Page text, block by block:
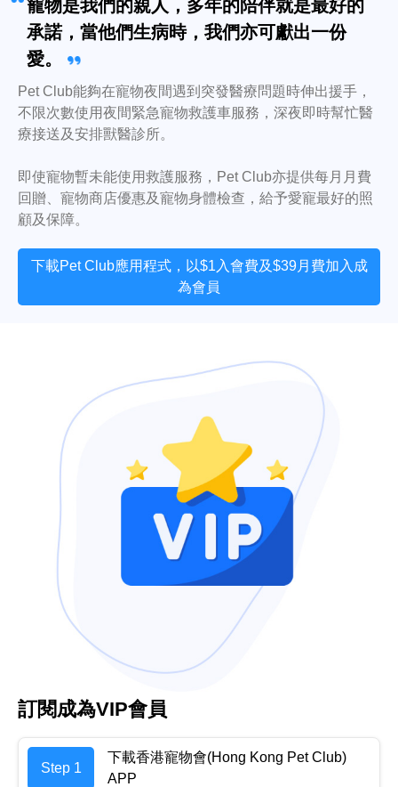
寵物是我們的親人，多年的陪伴就是最好的
承諾，當他們生病時，我們亦可獻出一份
愛。
Pet Club能夠在寵物夜間遇到突發醫療問題時伸出援手，
不限次數使用夜間緊急寵物救護車服務，深夜即時幫忙醫
療接送及安排獸醫診所。
即使寵物暫未能使用救護服務，Pet Club亦提供每月月費
回贈、寵物商店優惠及寵物身體檢查，給予愛寵最好的照
顧及保障。
下載Pet Club應用程式，以$1入會費及$39月費加入成
為會員
訂閱成為VIP會員
Step 1
下載香港寵物會(Hong Kong Pet Club)
APP